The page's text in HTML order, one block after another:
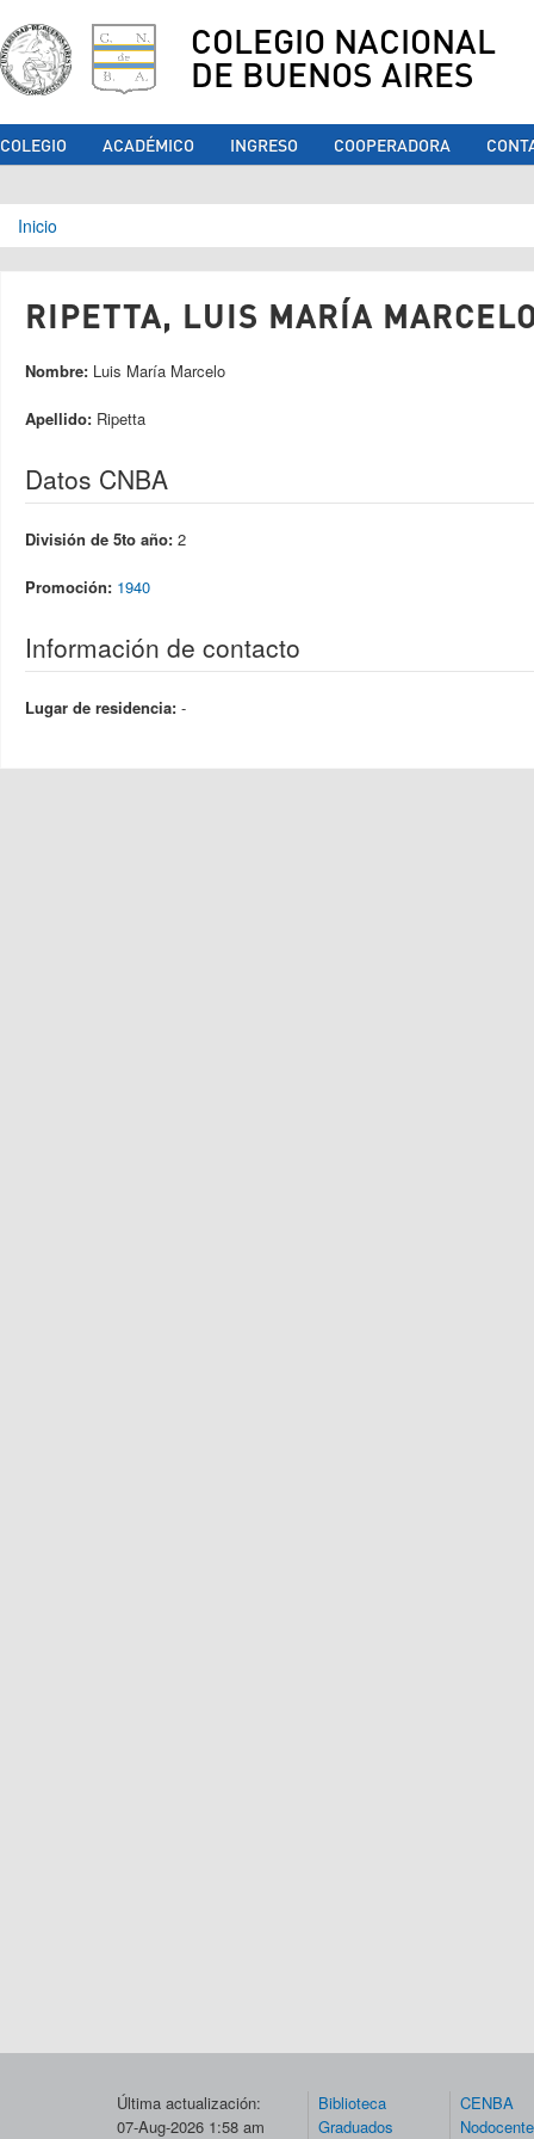
COLEGIO NACIONAL
DE BUENOS AIRES
COLEGIO ACADÉMICO INGRESO COOPERADORA
Se encuentra usted aquí
Inicio
RIPETTA, LUIS MARÍA
Nombre: Luis María Marcelo
Apellido: Ripetta
Datos CNBA
División de 5to año: 2
Promoción: 1940
Información de contacto
Lugar de residencia: -
Última actualización:
07-Aug-2026 1:58 am
Biblioteca
Graduados
CENBA